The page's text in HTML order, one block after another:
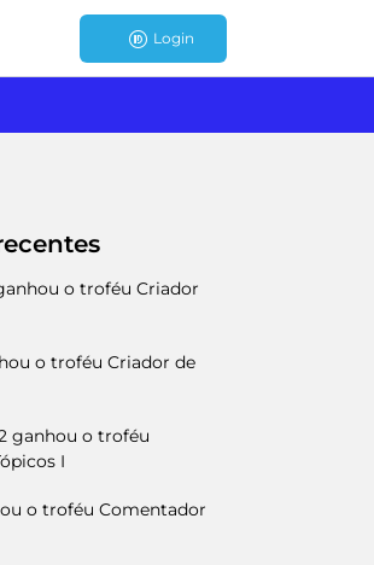
Login
o troféu Criador
o troféu Criador de
ganhou o troféu
I
o troféu Comentador